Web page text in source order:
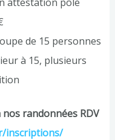
de 15 personnes
à 15, plusieurs
randonnées RDV
inscriptions/